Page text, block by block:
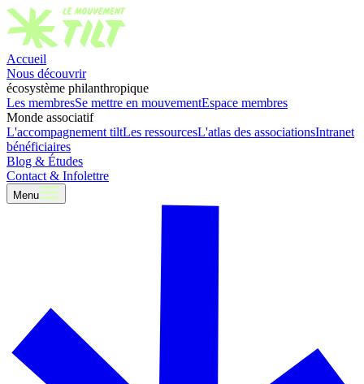
Accueil
Nous découvrir
écosystème philanthropique
Les membresSe mettre en mouvementEspace membres
Monde associatif
L'accompagnement tiltLes ressourcesL'atlas des associationsIntranet
bénéficiaires
Blog & Études
Contact & Infolettre
Menu